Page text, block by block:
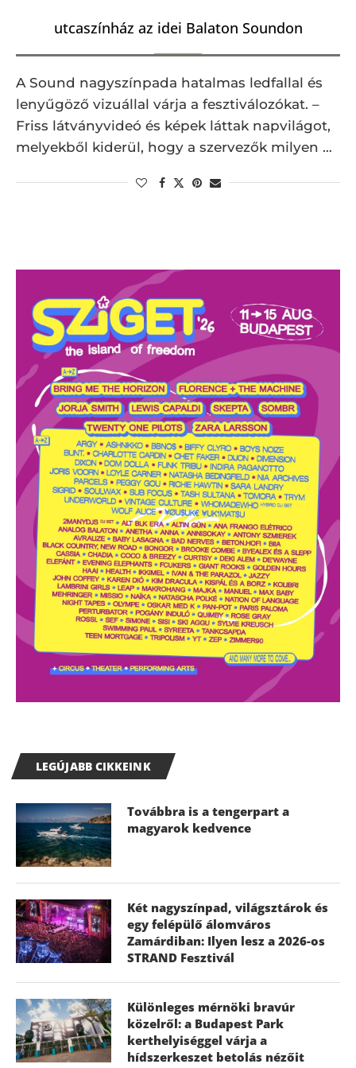
utcaszínház az idei Balaton Soundon
A Sound nagyszínpada hatalmas ledfallal és
lenyűgöző vizuállal várja a fesztiválozókat. –
Friss látványvideó és képek láttak napvilágot,
melyekből kiderül, hogy a szervezők milyen …
LEGÚJABB CIKKEINK
Továbbra is a tengerpart a
magyarok kedvence
Két nagyszínpad, világsztárok és
egy felépülő álomváros
Zamárdiban: Ilyen lesz a 2026-os
STRAND Fesztivál
Különleges mérnöki bravúr
közelről: a Budapest Park
kerthelyiséggel várja a
hídszerkeszet betolás nézőit